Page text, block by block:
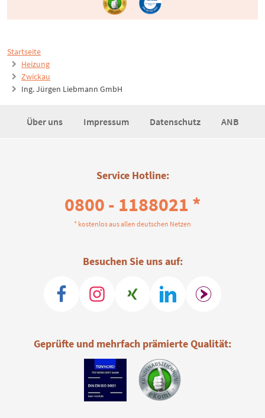
Startseite
Heizung
Zwickau
Ing. Jürgen Liebmann GmbH
Über uns Impressum Datenschutz ANB
Service Hotline:
0800 - 1188021 *
* kostenlos aus allen deutschen Netzen
Besuchen Sie uns auf:
Geprüfte und mehrfach prämierte Qualität: